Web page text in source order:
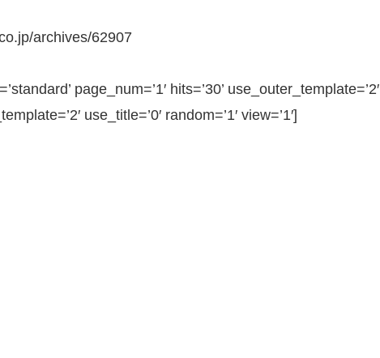
archives/62907
page_num=’1′ hits=’30’ use_outer_template=’2′
use_title=’0′ random=’1′ view=’1′]